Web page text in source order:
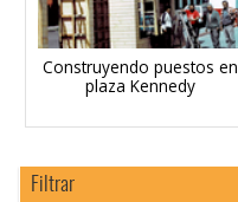
Construyendo puestos en
plaza Kennedy
Filtrar